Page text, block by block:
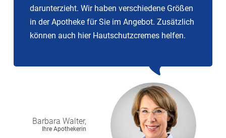
darunterzieht. Wir haben verschiedene Größen
in der Apotheke für Sie im Angebot. Zusätzlich
können auch hier Hautschutzcremes helfen.
Barbara Walter,
Ihre Apothekerin